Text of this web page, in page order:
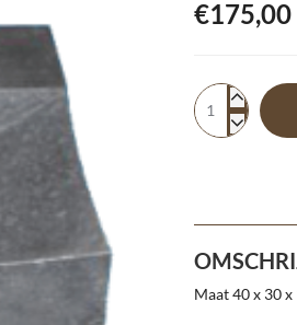
€175,00
Maat 40 x 30 x